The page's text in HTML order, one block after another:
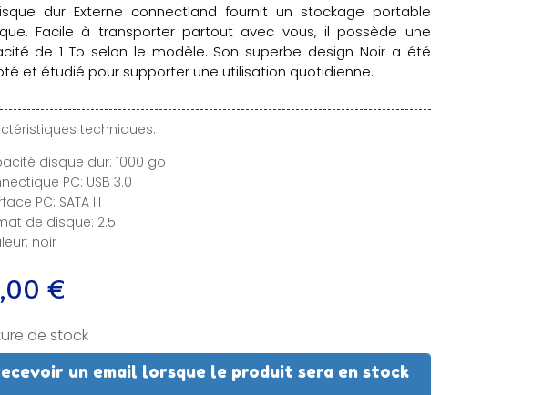
dur Externe connectland fournit un stockage portable
Facile à transporter partout avec vous, il possède une
de 1 To selon le modèle. Son superbe design Noir a été
et étudié pour supporter une utilisation quotidienne.
techniques:
disque dur: 1000 go
PC: USB 3.0
PC: SATA III
de disque: 2.5
noir
€
de stock
un email lorsque le produit sera en stock